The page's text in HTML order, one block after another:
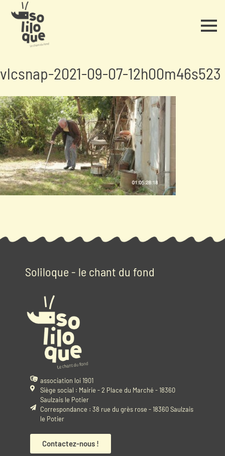
vlcsnap-2021-09-07-12h00m46s523
Soliloque - le chant du fond
association loi 1901
Siège social : Mairie - 2 Place du Marché - 18360
Saulzais le Potier
Correspondance : 38 rue du grès rose - 18360 Saulzais
le Potier
Contactez-nous !